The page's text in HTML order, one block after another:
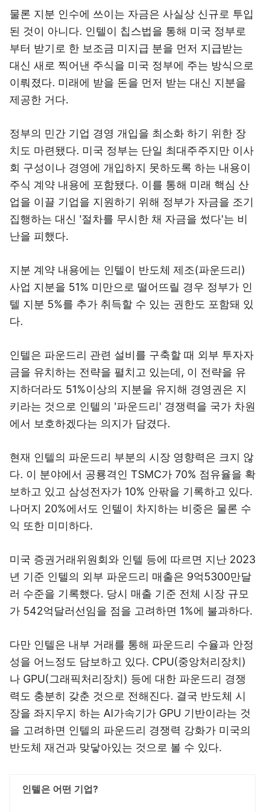
물론 지분 인수에 쓰이는 자금은 사실상 신규로 투입
된 것이 아니다. 인텔이 칩스법을 통해 미국 정부로
부터 받기로 한 보조금 미지급 분을 먼저 지급받는
대신 새로 찍어낸 주식을 미국 정부에 주는 방식으로
이뤄졌다. 미래에 받을 돈을 먼저 받는 대신 지분을
제공한 거다.
정부의 민간 기업 경영 개입을 최소화 하기 위한 장
치도 마련됐다. 미국 정부는 단일 최대주주지만 이사
회 구성이나 경영에 개입하지 못하도록 하는 내용이
주식 계약 내용에 포함됐다. 이를 통해 미래 핵심 산
업을 이끌 기업을 지원하기 위해 정부가 자금을 조기
집행하는 대신 '절차를 무시한 채 자금을 썼다'는 비
난을 피했다.
지분 계약 내용에는 인텔이 반도체 제조(파운드리)
사업 지분을 51% 미만으로 떨어뜨릴 경우 정부가 인
텔 지분 5%를 추가 취득할 수 있는 권한도 포함돼 있
다.
인텔은 파운드리 관련 설비를 구축할 때 외부 투자자
금을 유치하는 전략을 펼치고 있는데, 이 전략을 유
지하더라도 51%이상의 지분을 유지해 경영권은 지
키라는 것으로 인텔의 '파운드리' 경쟁력을 국가 차원
에서 보호하겠다는 의지가 담겼다.
현재 인텔의 파운드리 부분의 시장 영향력은 크지 않
다. 이 분야에서 공룡격인 TSMC가 70% 점유율을 확
보하고 있고 삼성전자가 10% 안팎을 기록하고 있다.
나머지 20%에서도 인텔이 차지하는 비중은 물론 수
익 또한 미미하다.
미국 증권거래위원회와 인텔 등에 따르면 지난 2023
년 기준 인텔의 외부 파운드리 매출은 9억5300만달
러 수준을 기록했다. 당시 매출 기준 전체 시장 규모
가 542억달러선임을 점을 고려하면 1%에 불과하다.
다만 인텔은 내부 거래를 통해 파운드리 수율과 안정
성을 어느정도 담보하고 있다. CPU(중앙처리장치)
나 GPU(그래픽처리장치) 등에 대한 파운드리 경쟁
력도 충분히 갖춘 것으로 전해진다. 결국 반도체 시
장을 좌지우지 하는 AI가속기가 GPU 기반이라는 것
을 고려하면 인텔의 파운드리 경쟁력 강화가 미국의
반도체 재건과 맞닿아있는 것으로 볼 수 있다.
인텔은 어떤 기업?